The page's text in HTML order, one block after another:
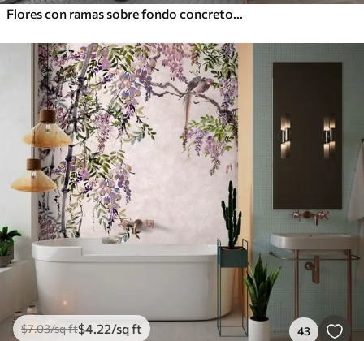
Flores con ramas sobre fondo concreto grunge minimalismo
$7.03/sq ft$4 .22/sq ft 43